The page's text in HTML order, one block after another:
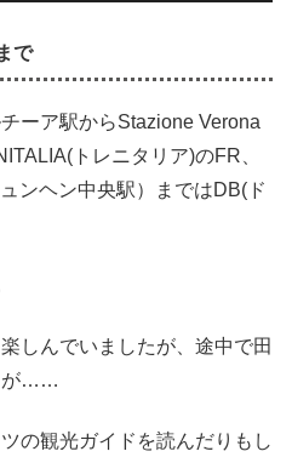
で
ーア駅からStazione Verona
トレニタリア)のFR、
ンヘン中央駅）まではDB(ド
しんでいましたが、途中で田
が……
の観光ガイドを読んだりもし